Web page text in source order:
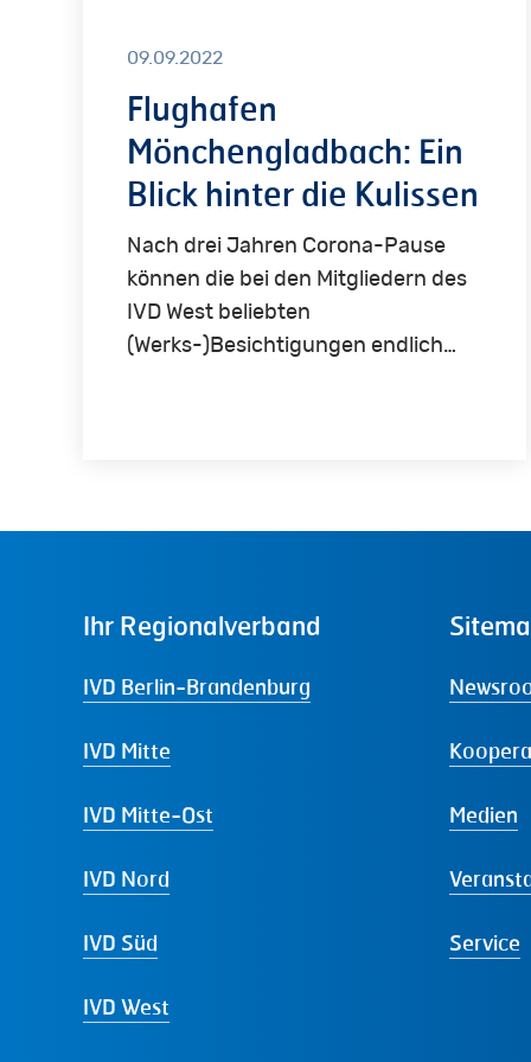
09.09.2022
Flughafen
Mönchengladbach: Ein
Blick hinter die Kulissen
Nach drei Jahren Corona-Pause
können die bei den Mitgliedern des
IVD West beliebten
(Werks-)Besichtigungen endlich…
Ihr Regionalverband
IVD Berlin-Brandenburg
IVD Mitte
IVD Mitte-Ost
IVD Nord
IVD Süd
IVD West
Medien
Service